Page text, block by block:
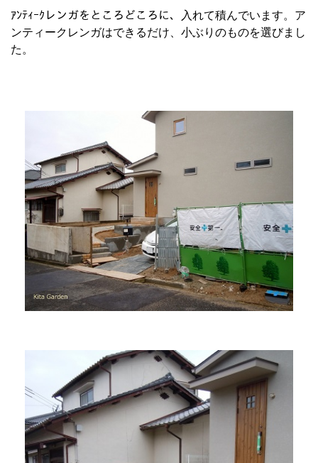
ｱﾝﾃｨｰｸレンガをところどころに、入れて積んでいます。ア
ンティークレンガはできるだけ、小ぶりのものを選びまし
た。